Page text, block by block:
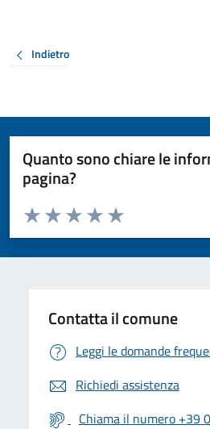
Indietro
Quanto sono chiare le
pagina?
Valuta da 1 a 5 stelle la pagina
Valuta 5 stelle su 5
Valuta 4 stelle su 5
Valuta 3 stelle su 5
Valuta 2 stelle su 5
Valuta 1 stelle su 5
Contatta il comune
Leggi le domande
Richiedi assistenza
Chiama il numero +39